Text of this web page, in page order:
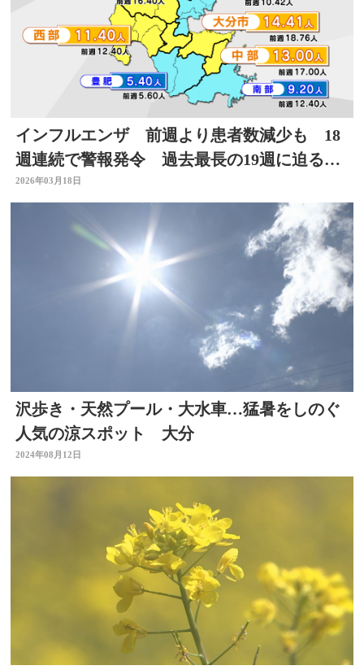
インフルエンザ 前週より患者数減少も 18
週連続で警報発令 過去最長の19週に迫る
大分
2026年03月18日
沢歩き・天然プール・大水車…猛暑をしのぐ
人気の涼スポット 大分
2024年08月12日